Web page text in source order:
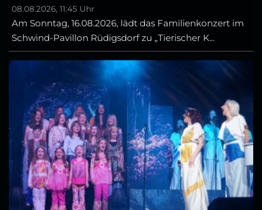
08.08.2026, 11:45 Uhr
Am Sonntag, 16.08.2026, lädt das Familienkonzert im
Schwind-Pavillon Rüdigsdorf zu „Tierischer K...